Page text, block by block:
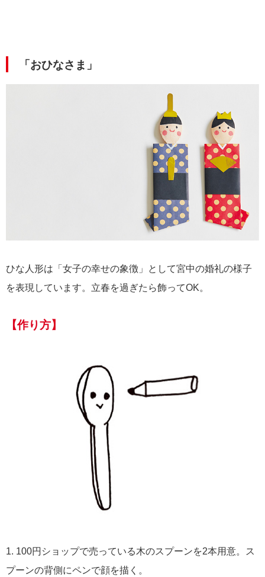
「おひなさま」
ひな人形は「女子の幸せの象徴」として宮中の婚礼の様子
を表現しています。立春を過ぎたら飾ってOK。
【作り方】
1. 100円ショップで売っている木のスプーンを2本用意。ス
プーンの背側にペンで顔を描く。